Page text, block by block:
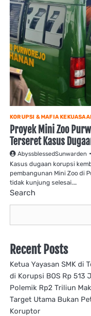
KORUPSI & MAFIA
Proyek Mini Zoo
Terseret Kasus
AbyssblessedSunwarden
Kasus dugaan korupsi
pembangunan Mini Zoo di
tidak kunjung selesai.…
Search
Recent Posts
Ketua Yayasan SMK di
di Korupsi BOS Rp 513
Polemik Rp2 Triliun
Target Utama Bukan
Koruptor